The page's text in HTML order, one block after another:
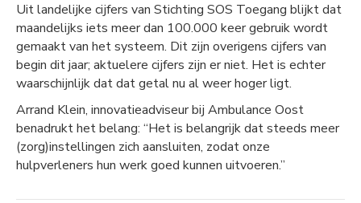
Uit landelijke cijfers van Stichting SOS Toegang blijkt dat
maandelijks iets meer dan 100.000 keer gebruik wordt
gemaakt van het systeem. Dit zijn overigens cijfers van
begin dit jaar; aktuelere cijfers zijn er niet. Het is echter
waarschijnlijk dat dat getal nu al weer hoger ligt.
Arrand Klein, innovatieadviseur bij Ambulance Oost
benadrukt het belang: “Het is belangrijk dat steeds meer
(zorg)instellingen zich aansluiten, zodat onze
hulpverleners hun werk goed kunnen uitvoeren.”